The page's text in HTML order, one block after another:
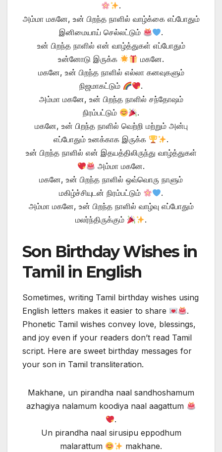
.
அம்மா மகனே, உன் பிறந்த நாளில் வாழ்க்கை எப்போதும்
இனிமையாய் செல்லட்டும்
.
உன் பிறந்த நாளில் என் வாழ்த்துகள் எப்போதும்
உன்னோடு இருக்க
மகனே.
மகனே, உன் பிறந்த நாளில் எல்லா கனவுகளும்
நிஜமாகட்டும்
.
அம்மா மகனே, உன் பிறந்த நாளில் சந்தோஷம்
நிரம்பட்டும்
.
மகனே, உன் பிறந்த நாளில் வெற்றி மற்றும் அன்பு
எப்போதும் உனக்காக இருக்க
.
உன் பிறந்த நாளில் என் இதயத்திலிருந்து வாழ்த்துகள்
அம்மா மகனே.
மகனே, உன் பிறந்த நாளில் ஒவ்வொரு நாளும்
மகிழ்ச்சியுடன் நிரம்பட்டும்
.
அம்மா மகனே, உன் பிறந்த நாளில் வாழ்வு எப்போதும்
மலர்ந்திருக்கும்
.
Son Birthday Wishes in
Tamil in English
Sometimes, writing Tamil birthday wishes using
English letters makes it easier to share
.
Phonetic Tamil wishes convey love, blessings,
and joy even if your readers don’t read Tamil
script. Here are sweet birthday messages for
your son in Tamil transliteration.
Makhane, un pirandha naal sandhoshamum
azhagiya nalamum koodiya naal aagattum
.
Un pirandha naal sirusipu eppodhum
malarattum
makhane.